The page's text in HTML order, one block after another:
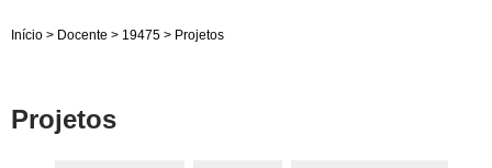
Início > Docente > 19475 > Projetos
Projetos